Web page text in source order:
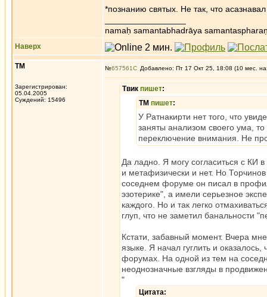
*познанию святых. Не так, что
namaḥ samantabhadrāya
Наверх
ТМ
Зарегистрирован:
05.04.2005
Суждений: 15496
№657561 Добавлено: Пт 17 Окт 25, 18:08 (10 мес.
Твик пишет:
ТМ пишет:
У Ратнакирти нет того, что
заняты анализом своего ума,
переключение внимания. Не
Да ладно. Я могу согласиться с КИ
и метафизически и нет. Но
соседнем форуме он писал в
эзотерике", а имели серьезное
каждого. Но и так легко
глуп, что не заметил банальности
Кстати, забавный момент. Вчера
языке. Я начал гуглить и
форумах. На одной из тем на
неоднозначные взгляды в
"
Цитата: